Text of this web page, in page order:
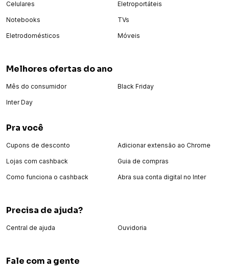
Celulares
Notebooks
Eletrodomésticos
Eletroportáteis
TVs
Móveis
Melhores ofertas do ano
Mês do consumidor
Inter Day
Black Friday
Pra você
Cupons de desconto
Lojas com cashback
Como funciona o cashback
Adicionar extensão ao Chrome
Guia de compras
Abra sua conta digital no Inter
Precisa de ajuda?
Central de ajuda Ouvidoria
Fale com a gente